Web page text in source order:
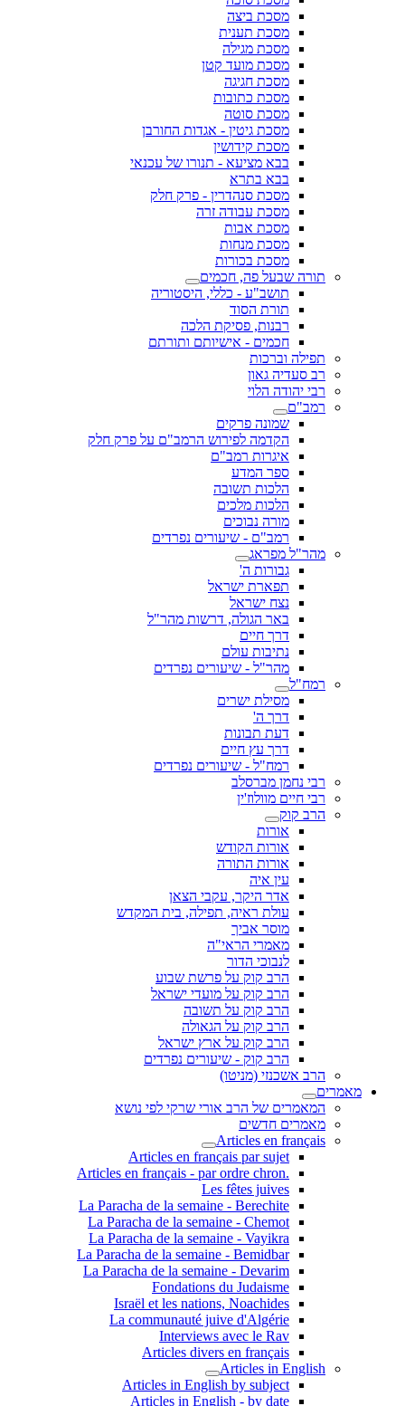
מסכת ביצה
מסכת תענית
מסכת מגילה
מסכת מועד קטן
מסכת חגיגה
מסכת כתובות
מסכת סוטה
מסכת גיטין - אגדות החורבן
מסכת קידושין
בבא מציעא - תנורו של עכנאי
בבא בתרא
מסכת סנהדרין - פרק חלק
מסכת עבודה זרה
מסכת אבות
מסכת מנחות
מסכת בכורות
תורה שבעל פה, חכמים
תושב"ע - כללי, היסטוריה
תורת הסוד
רבנות, פסיקת הלכה
חכמים - אישיותם ותורתם
תפילה וברכות
רב סעדיה גאון
רבי יהודה הלוי
רמב"ם
שמונה פרקים
הקדמה לפירוש הרמב"ם על פרק חלק
איגרות רמב"ם
ספר המדע
הלכות תשובה
הלכות מלכים
מורה נבוכים
רמב"ם - שיעורים נפרדים
מהר"ל מפראג
גבורות ה'
תפארת ישראל
נצח ישראל
באר הגולה, דרשות מהר"ל
דרך חיים
נתיבות עולם
מהר"ל - שיעורים נפרדים
רמח"ל
מסילת ישרים
דרך ה'
דעת תבונות
דרך עץ חיים
רמח"ל - שיעורים נפרדים
רבי נחמן מברסלב
רבי חיים מוולוז'ין
הרב קוק
אורות
אורות הקודש
אורות התורה
עין איה
אדר היקר, עקבי הצאן
עולת ראיה, תפילה, בית המקדש
מוסר אביך
מאמרי הראי"ה
לנבוכי הדור
הרב קוק על פרשת שבוע
הרב קוק על מועדי ישראל
הרב קוק על תשובה
הרב קוק על הגאולה
הרב קוק על ארץ ישראל
הרב קוק - שיעורים נפרדים
הרב אשכנזי (מניטו)
מאמרים
המאמרים של הרב אורי שרקי לפי נושא
מאמרים חדשים
Articles en français
Articles en français par sujet
.Articles en français - par ordre chron
Les fêtes juives
La Paracha de la semaine - Berechite
La Paracha de la semaine - Chemot
La Paracha de la semaine - Vayikra
La Paracha de la semaine - Bemidbar
La Paracha de la semaine - Devarim
Fondations du Judaisme
Israël et les nations, Noachides
La communauté juive d'Algérie
Interviews avec le Rav
Articles divers en français
Articles in English
Articles in English by subject
Articles in English - by date